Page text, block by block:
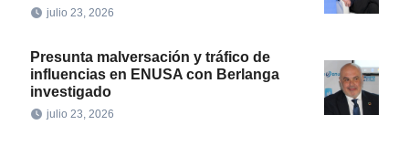
julio 23, 2026
Presunta malversación y tráfico de
influencias en ENUSA con Berlanga
investigado
julio 23, 2026